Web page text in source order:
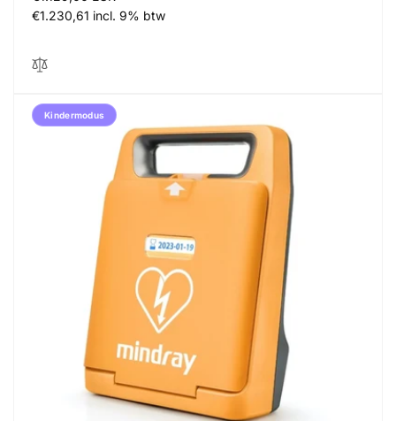
prijs
€1.230,61 incl. 9% btw
Kindermodus